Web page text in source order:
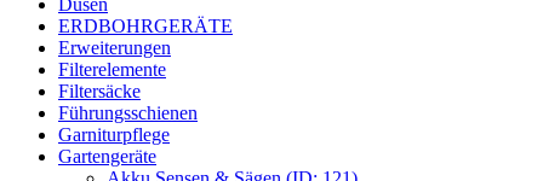
Düsen
ERDBOHRGERÄTE
Erweiterungen
Filterelemente
Filtersäcke
Führungsschienen
Garniturpflege
Gartengeräte